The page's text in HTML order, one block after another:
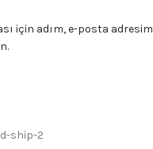
için adım, e-posta adresim